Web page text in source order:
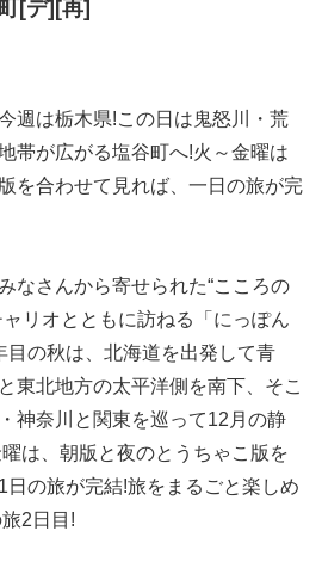
[デ][再]
週は栃木県!この日は鬼怒川・荒
帯が広がる塩谷町へ!火～金曜は
を合わせて見れば、一日の旅が完
なさんから寄せられた“こころの
リオとともに訪ねる「にっぽん
の秋は、北海道を出発して青
東北地方の太平洋側を南下、そこ
神奈川と関東を巡って12月の静
は、朝版と夜のとうちゃこ版を
の旅が完結!旅をまるごと楽しめ
2日目!